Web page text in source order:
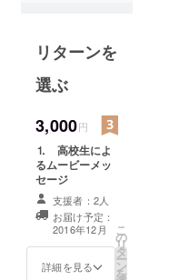
Fukushima
school
家になり人
の笑顔を増
やすこと、
笑って暮ら
せるまちを
創ること
Dream To
become
リターンを
選ぶ
3,000円
⒈ 高校生によ
るムービーメッ
セージ
支援者：2人
お届け予定：
2016年12月
詳細を見る
こ
の
リ
タ
ー
ン
を